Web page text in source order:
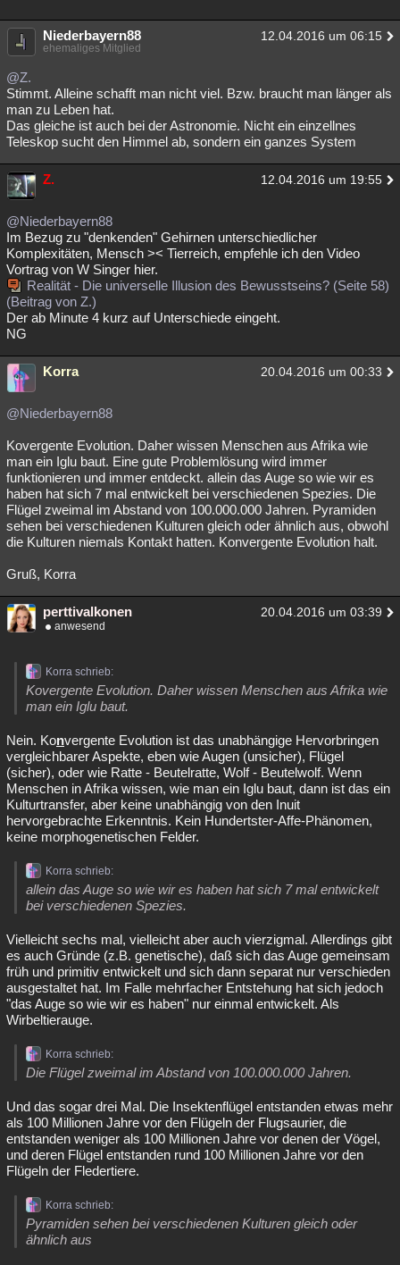
Niederbayern88 12.04.2016 um 06:15
ehemaliges Mitglied
@Z.
Stimmt. Alleine schafft man nicht viel. Bzw. braucht man länger als
man zu Leben hat.
Das gleiche ist auch bei der Astronomie. Nicht ein einzellnes
Teleskop sucht den Himmel ab, sondern ein ganzes System
Z. 12.04.2016 um 19:55
@Niederbayern88
Im Bezug zu "denkenden" Gehirnen unterschiedlicher
Komplexitäten, Mensch >< Tierreich, empfehle ich den Video
Vortrag von W Singer hier.
Realität - Die universelle Illusion des Bewusstseins? (Seite 58)
(Beitrag von Z.)
Der ab Minute 4 kurz auf Unterschiede eingeht.
NG
Korra 20.04.2016 um 00:33
@Niederbayern88
Kovergente Evolution. Daher wissen Menschen aus Afrika wie
man ein Iglu baut. Eine gute Problemlösung wird immer
funktionieren und immer entdeckt. allein das Auge so wie wir es
haben hat sich 7 mal entwickelt bei verschiedenen Spezies. Die
Flügel zweimal im Abstand von 100.000.000 Jahren. Pyramiden
sehen bei verschiedenen Kulturen gleich oder ähnlich aus, obwohl
die Kulturen niemals Kontakt hatten. Konvergente Evolution halt.
Gruß, Korra
perttivalkonen 20.04.2016 um 03:39
anwesend
Korra schrieb:
Kovergente Evolution. Daher wissen Menschen aus Afrika wie
man ein Iglu baut.
Nein. Konvergente Evolution ist das unabhängige Hervorbringen
vergleichbarer Aspekte, eben wie Augen (unsicher), Flügel
(sicher), oder wie Ratte - Beutelratte, Wolf - Beutelwolf. Wenn
Menschen in Afrika wissen, wie man ein Iglu baut, dann ist das ein
Kulturtransfer, aber keine unabhängig von den Inuit
hervorgebrachte Erkenntnis. Kein Hundertster-Affe-Phänomen,
keine morphogenetischen Felder.
Korra schrieb:
allein das Auge so wie wir es haben hat sich 7 mal entwickelt
bei verschiedenen Spezies.
Vielleicht sechs mal, vielleicht aber auch vierzigmal. Allerdings gibt
es auch Gründe (z.B. genetische), daß sich das Auge gemeinsam
früh und primitiv entwickelt und sich dann separat nur verschieden
ausgestaltet hat. Im Falle mehrfacher Entstehung hat sich jedoch
"das Auge so wie wir es haben" nur einmal entwickelt. Als
Wirbeltierauge.
Korra schrieb:
Die Flügel zweimal im Abstand von 100.000.000 Jahren.
Und das sogar drei Mal. Die Insektenflügel entstanden etwas mehr
als 100 Millionen Jahre vor den Flügeln der Flugsaurier, die
entstanden weniger als 100 Millionen Jahre vor denen der Vögel,
und deren Flügel entstanden rund 100 Millionen Jahre vor den
Flügeln der Fledertiere.
Korra schrieb:
Pyramiden sehen bei verschiedenen Kulturen gleich oder
ähnlich aus